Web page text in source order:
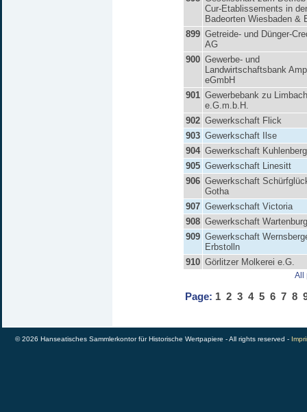
Cur-Etablissements in
Badeorten Wiesbaden &
899 Getreide- und Dünger-
AG
900 Gewerbe- und
Landwirtschaftsbank
eGmbH
901 Gewerbebank zu
e.G.m.b.H.
902 Gewerkschaft Flick
903 Gewerkschaft Ilse
904 Gewerkschaft
905 Gewerkschaft Linesitt
906 Gewerkschaft
Gotha
907 Gewerkschaft Victoria
908 Gewerkschaft Wartenburg
909 Gewerkschaft
Erbstolln
910 Görlitzer Molkerei e.G.
All
Page: 1 2 3 4 5 6 7 8
© 2026 Hanseatisches Sammlerkontor für Historische Wertpapiere - All rights reserved -